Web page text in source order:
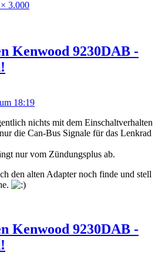
3.000
Kenwood 9230DAB -
18:19
nichts mit dem Einschaltverhalten
die Can-Bus Signale für das Lenkrad
nur vom Zündungsplus ab.
den alten Adapter noch finde und stell
Kenwood 9230DAB -